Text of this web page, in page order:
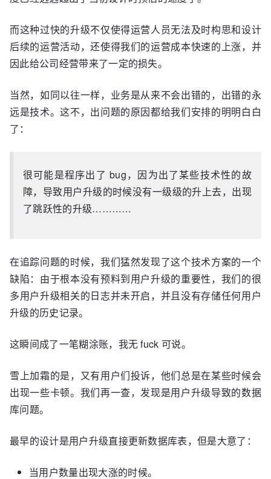
而这种过快的升级不仅使得运营人员无法及时构思和设计
后续的运营活动，还使得我们的运营成本快速的上涨，并
因此给公司经营带来了一定的损失。
当然，如同以往一样，业务是从来不会出错的，出错的永
远是技术。这不，出问题的原因都给我们安排的明明白白
了：
很可能是程序出了 bug，因为出了某些技术性的故
障，导致用户升级的时候没有一级级的升上去，出现
了跳跃性的升级…………
在追踪问题的时候，我们猛然发现了这个技术方案的一个
缺陷：由于根本没有预料到用户升级的重要性，我们的很
多用户升级相关的日志并未开启，并且没有存储任何用户
升级的历史记录。
这瞬间成了一笔糊涂账，我无 fuck 可说。
雪上加霜的是，又有用户们投诉，他们总是在某些时候会
出现一些卡顿。我们再一查，发现是用户升级导致的数据
库问题。
最早的设计是用户升级直接更新数据库表，但是大意了：
当用户数量出现大涨的时候。